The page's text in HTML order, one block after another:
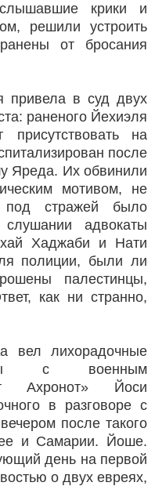
крики и
решили устроить
от бросания
привела в суд двух
раненого Йехиэля
на
после
Яреда. Их обвинили
мотивом, не
стражей было
адвокаты
Хаджаби и Нати
полиции, были ли
палестинцы,
как ни странно,
вел лихорадочные
с военным
Ахронот» Йоси
в разговоре с
после такого
и Самарии. Йоше.
день на первой
о двух евреях,